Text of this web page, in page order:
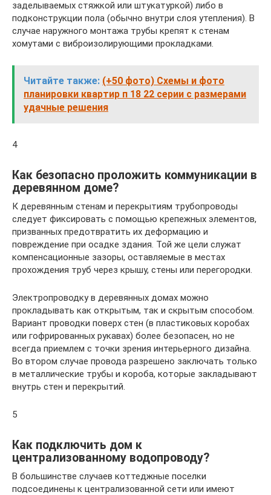
заделываемых стяжкой или штукатуркой) либо в
подконструкции пола (обычно внутри слоя утепления). В
случае наружного монтажа трубы крепят к стенам
хомутами с виброизолирующими прокладками.
Читайте также: (+50 фото) Схемы и фото
планировки квартир п 18 22 серии с размерами
удачные решения
4
Как безопасно проложить коммуникации в
деревянном доме?
К деревянным стенам и перекрытиям трубопроводы
следует фиксировать с помощью крепежных элементов,
призванных предотвратить их деформацию и
повреждение при осадке здания. Той же цели служат
компенсационные зазоры, оставляемые в местах
прохождения труб через крышу, стены или перегородки.
Электропроводку в деревянных домах можно
прокладывать как открытым, так и скрытым способом.
Вариант проводки поверх стен (в пластиковых коробах
или гофрированных рукавах) более безопасен, но не
всегда приемлем с точки зрения интерьерного дизайна.
Во втором случае провода разрешено заключать только
в металлические трубы и короба, которые закладывают
внутрь стен и перекрытий.
5
Как подключить дом к
централизованному водопроводу?
В большинстве случаев коттеджные поселки
подсоединены к централизованной сети или имеют